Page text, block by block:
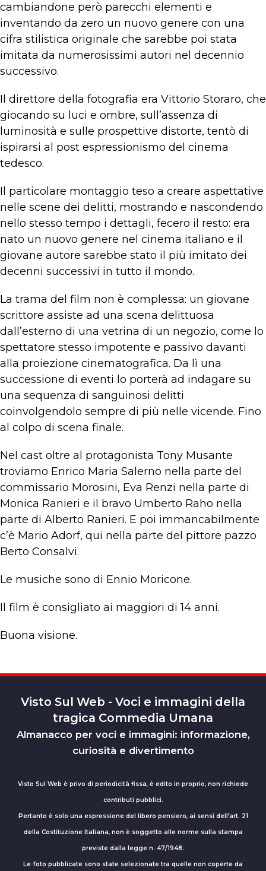
cambiandone però parecchi elementi e
inventando da zero un nuovo genere con una
cifra stilistica originale che sarebbe poi stata
imitata da numerosissimi autori nel decennio
successivo.
Il direttore della fotografia era Vittorio Storaro, che
giocando su luci e ombre, sull’assenza di
luminosità e sulle prospettive distorte, tentò di
ispirarsi al post espressionismo del cinema
tedesco.
Il particolare montaggio teso a creare aspettative
nelle scene dei delitti, mostrando e nascondendo
nello stesso tempo i dettagli, fecero il resto: era
nato un nuovo genere nel cinema italiano e il
giovane autore sarebbe stato il più imitato dei
decenni successivi in tutto il mondo.
La trama del film non è complessa: un giovane
scrittore assiste ad una scena delittuosa
dall’esterno di una vetrina di un negozio, come lo
spettatore stesso impotente e passivo davanti
alla proiezione cinematografica. Da lì una
successione di eventi lo porterà ad indagare su
una sequenza di sanguinosi delitti
coinvolgendolo sempre di più nelle vicende. Fino
al colpo di scena finale.
Nel cast oltre al protagonista Tony Musante
troviamo Enrico Maria Salerno nella parte del
commissario Morosini, Eva Renzi nella parte di
Monica Ranieri e il bravo Umberto Raho nella
parte di Alberto Ranieri. E poi immancabilmente
c’è Mario Adorf, qui nella parte del pittore pazzo
Berto Consalvi.
Le musiche sono di Ennio Moricone.
Il film è consigliato ai maggiori di 14 anni.
Buona visione.
Visto Sul Web - Voci e immagini della
tragica Commedia Umana
Almanacco per voci e immagini: informazione,
curiosità e divertimento
Visto Sul Web è privo di periodicità fissa, è edito in proprio, non richiede
contributi pubblici.
Pertanto è solo una espressione del libero pensiero, ai sensi dell’art. 21
della Costituzione Italiana, non è soggetto alle norme sulla stampa
previste dalla legge n. 47/1948.
Le foto pubblicate sono state selezionate tra quelle non coperte da